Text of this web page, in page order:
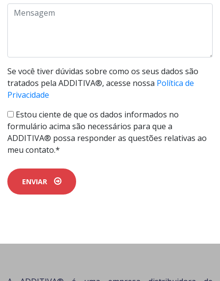
Se você tiver dúvidas sobre como os seus dados são
tratados pela ADDITIVA®, acesse nossa Política de
Privacidade
Estou ciente de que os dados informados no
formulário acima são necessários para que a
ADDITIVA® possa responder as questões relativas ao
meu contato.*
ENVIAR